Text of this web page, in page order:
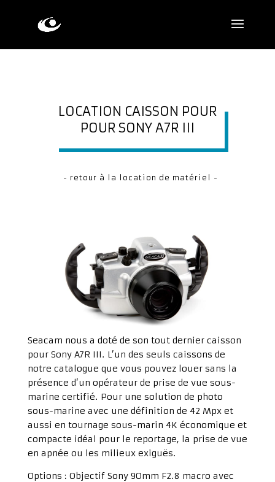
LOCATION CAISSON POUR
POUR SONY A7R III
- retour à la location de matériel -
Seacam nous a doté de son tout dernier caisson
pour Sony A7R III. L’un des seuls caissons de
notre catalogue que vous pouvez louer sans la
présence d’un opérateur de prise de vue sous-
marine certifié. Pour une solution de photo
sous-marine avec une définition de 42 Mpx et
aussi en tournage sous-marin 4K économique et
compacte idéal pour le reportage, la prise de vue
en apnée ou les milieux exiguës.
Options : Objectif Sony 9Omm F2.8 macro avec